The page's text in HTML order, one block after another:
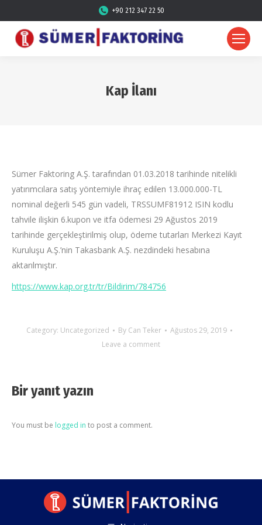
+90 212 347 22 50
Kap İlanı
Sümer Faktoring A.Ş. tarafından 01.03.2018 tarihinde nitelikli
yatırımcılara satış yöntemiyle ihraç edilen 13.000.000-TL
nominal değerli 545 gün vadeli, TRSSUMF81912 ISIN kodlu
tahvile ilişkin 6.kupon ve itfa ödemesi 29 Ağustos 2019
tarihinde gerçekleştirilmiş olup, ödeme tutarları Merkezi Kayıt
Kuruluşu A.Ş.’nin Takasbank A.Ş. nezdindeki hesabına
aktarılmıştır.
https://www.kap.org.tr/tr/Bildirim/784756
Category: Uncategorized By Can Teker
Ağustos 29, 2019
Leave a comment
Bir yanıt yazın
You must be logged in to post a comment.